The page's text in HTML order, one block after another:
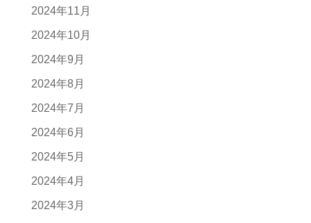
2024年11月
2024年10月
2024年9月
2024年8月
2024年7月
2024年6月
2024年5月
2024年4月
2024年3月